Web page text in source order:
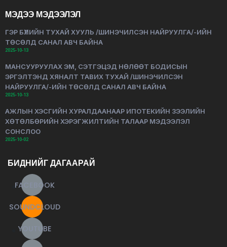
МЭДЭЭ МЭДЭЭЛЭЛ
ГЭР БҮЛИЙН ТУХАЙ ХУУЛЬ /ШИНЭЧИЛСЭН НАЙРУУЛГА/-ИЙН
ТӨСӨЛД САНАЛ АВЧ БАЙНА
2025-10-13
МАНСУУРУУЛАХ ЭМ, СЭТГЭЦЭД НӨЛӨӨТ БОДИСЫН
ЭРГЭЛТЭНД ХЯНАЛТ ТАВИХ ТУХАЙ /ШИНЭЧИЛСЭН
НАЙРУУЛГА/-ИЙН ТӨСӨЛД САНАЛ АВЧ БАЙНА
2025-10-13
АЖЛЫН ХЭСГИЙН ХУРАЛДААНААР ИПОТЕКИЙН ЗЭЭЛИЙН
ХӨТӨЛБӨРИЙН ХЭРЭГЖИЛТИЙН ТАЛААР МЭДЭЭЛЭЛ
СОНСЛОО
2025-10-02
БИДНИЙГ ДАГААРАЙ
FACEBOOK
SOUNDCLOUD
YOUTUBE